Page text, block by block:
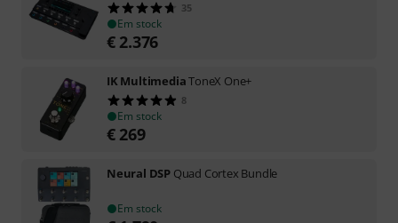
35
Em stock
€ 2.376
IK MultimediaToneX One+
8
Em stock
€ 269
Neural DSP Quad Cortex Bundle
Em stock